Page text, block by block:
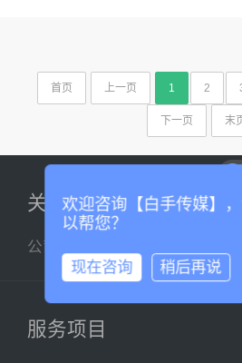
首页 上一页 1 2
下一页 末
关于我们
公司简介
服务项目
欢迎咨询【白手传媒】
以帮您？
现在咨询 稍后再说